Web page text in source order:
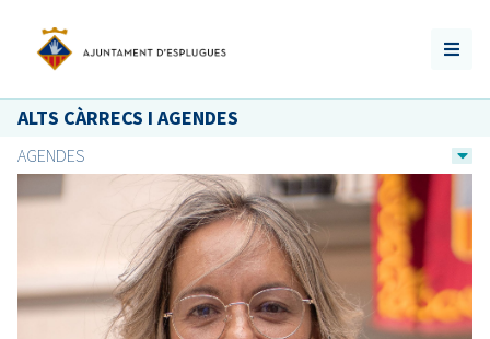
ALTS CÀRRECS I AGENDES
AGENDES